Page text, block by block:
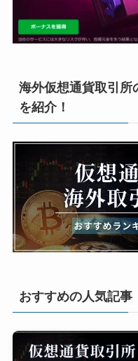
海外仮想通貨取引所
を紹介！
おすすめの人気記事